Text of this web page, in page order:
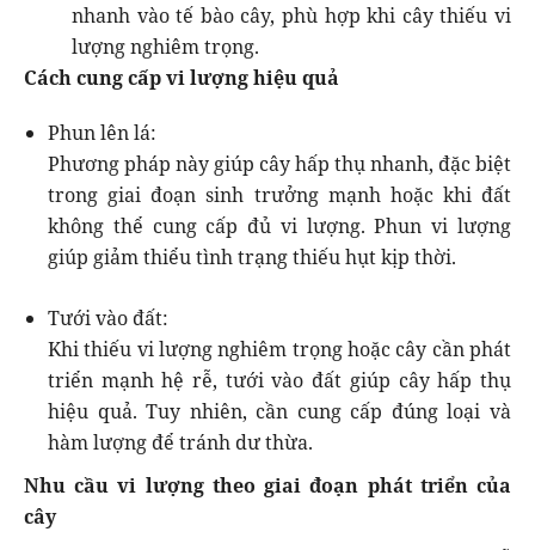
nhanh vào tế bào cây, phù hợp khi cây thiếu vi
lượng nghiêm trọng.
Cách cung cấp vi lượng hiệu quả
Phun lên lá:
Phương pháp này giúp cây hấp thụ nhanh, đặc biệt
trong giai đoạn sinh trưởng mạnh hoặc khi đất
không thể cung cấp đủ vi lượng. Phun vi lượng
giúp giảm thiểu tình trạng thiếu hụt kịp thời.
Tưới vào đất:
Khi thiếu vi lượng nghiêm trọng hoặc cây cần phát
triển mạnh hệ rễ, tưới vào đất giúp cây hấp thụ
hiệu quả. Tuy nhiên, cần cung cấp đúng loại và
hàm lượng để tránh dư thừa.
Nhu cầu vi lượng theo giai đoạn phát triển của
cây